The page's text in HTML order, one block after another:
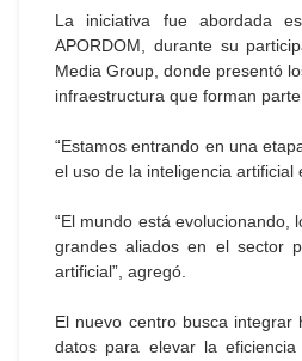
La iniciativa fue abordada
APORDOM, durante su
Media Group, donde presentó
infraestructura que forman
“Estamos entrando en una
el uso de la inteligencia artificial
“El mundo está evolucionando,
grandes aliados en el sector
artificial”, agregó.
El nuevo centro busca integrar
datos para elevar la